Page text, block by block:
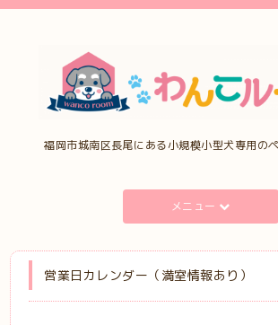
福岡市城南区長尾にある小規模小型犬専用の
メニュー
営業日カレンダー（満室情報あり）